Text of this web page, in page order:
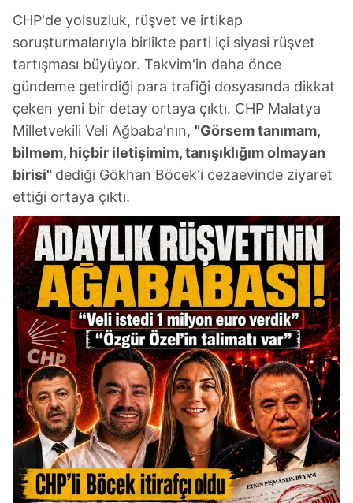
CHP'de yolsuzluk, rüşvet ve irtikap
soruşturmalarıyla birlikte parti içi siyasi rüşvet
tartışması büyüyor. Takvim'in daha önce
gündeme getirdiği para trafiği dosyasında dikkat
çeken yeni bir detay ortaya çıktı. CHP Malatya
Milletvekili Veli Ağbaba'nın, "Görsem tanımam,
bilmem, hiçbir iletişimim, tanışıklığım olmayan
birisi" dediği Gökhan Böcek'i cezaevinde ziyaret
ettiği ortaya çıktı.